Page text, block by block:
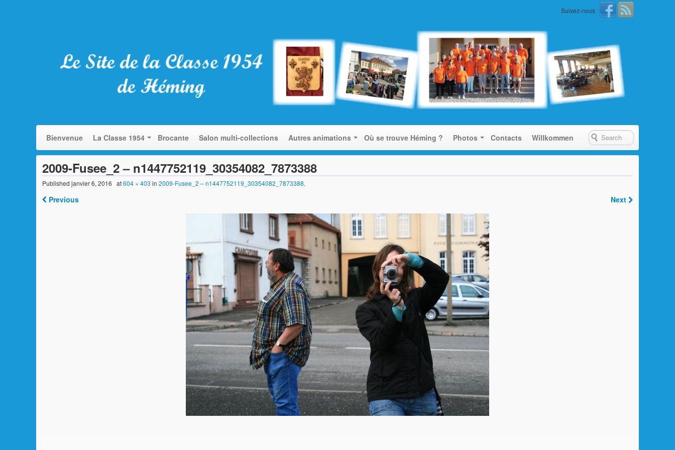
Suivez-nous
Bienvenue La Classe 1954 Brocante Salon multi-collections Autres animations Où se trouve Héming ? Photos Contacts Willkommen
2009-Fusee_2 – n1447752119_30354082_7873388
Published janvier 6, 2016 at604 × 403 in 2009-Fusee_2 – n1447752119_30354082_7873388.
Previous Next